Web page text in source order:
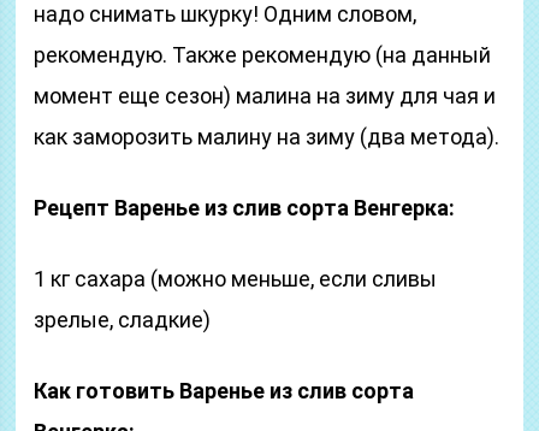
надо снимать шкурку! Одним словом,
рекомендую. Также рекомендую (на данный
момент еще сезон) малина на зиму для чая и
как заморозить малину на зиму (два метода).
Рецепт Варенье из слив сорта Венгерка:
1 кг сахара (можно меньше, если сливы
зрелые, сладкие)
Как готовить Варенье из слив сорта